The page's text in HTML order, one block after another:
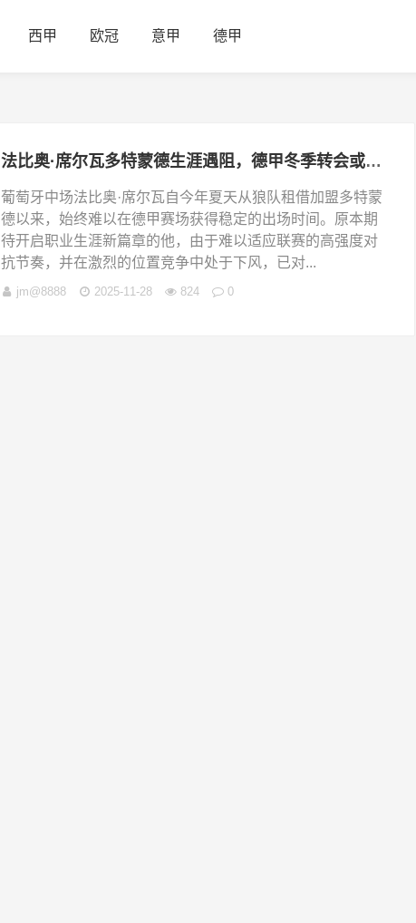
西甲 欧冠 意甲 德甲
法比奥·席尔瓦多特蒙德生涯遇阻，德甲冬季转会或重返西甲
葡萄牙中场法比奥·席尔瓦自今年夏天从狼队租借加盟多特蒙
德以来，始终难以在德甲赛场获得稳定的出场时间。原本期
待开启职业生涯新篇章的他，由于难以适应联赛的高强度对
抗节奏，并在激烈的位置竞争中处于下风，已对...
jm@8888 2025-11-28 824 0